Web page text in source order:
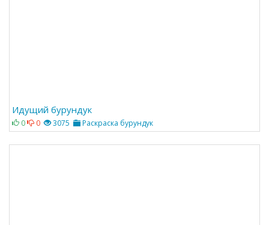
Идущий бурундук
0 0 3075 Раскраска бурундук